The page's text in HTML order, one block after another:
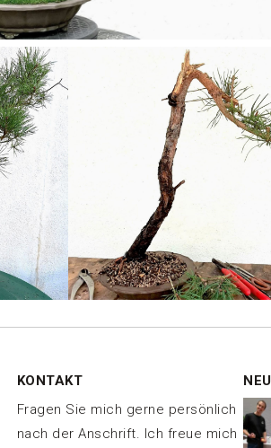
KONTAKT
Fragen Sie mich gerne persönlich
nach der Anschrift. Ich freue mich